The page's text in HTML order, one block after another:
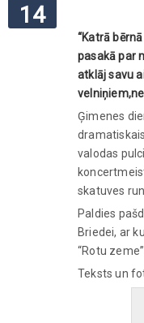
14
“Katrā
pasakā par
atklāj savu
Ģimenes
valodas
skatuves
Paldies
Briedei, ar
“Rotu
Teksts un